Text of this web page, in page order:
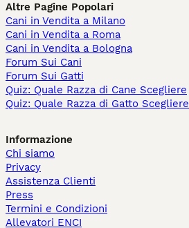
Altre Pagine Popolari
Cani in Vendita a Milano
Cani in Vendita a Roma
Cani in Vendita a Bologna
Forum Sui Cani
Forum Sui Gatti
Quiz: Quale Razza di Cane Scegliere
Quiz: Quale Razza di Gatto Scegliere
Informazione
Chi siamo
Privacy
Assistenza Clienti
Press
Termini e Condizioni
Allevatori ENCI